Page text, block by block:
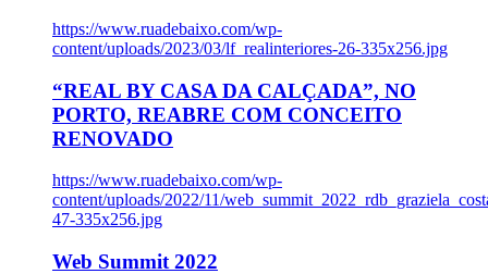
https://www.ruadebaixo.com/wp-
content/uploads/2023/03/lf_realinteriores-26-335x256.jpg
“REAL BY CASA DA CALÇADA”, NO
PORTO, REABRE COM CONCEITO
RENOVADO
https://www.ruadebaixo.com/wp-
content/uploads/2022/11/
47-335x256.jpg
Web Summit 2022